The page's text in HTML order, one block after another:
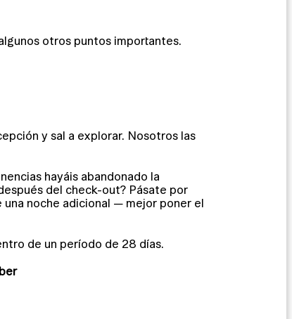
otros puntos importantes.
y sal a explorar. Nosotros las
hayáis abandonado la
del check-out? Pásate por
noche adicional — mejor poner el
de un período de 28 días.